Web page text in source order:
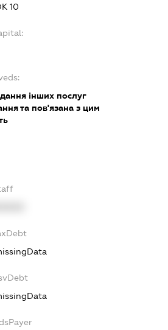
10
інших послуг
та пов'язана з цим